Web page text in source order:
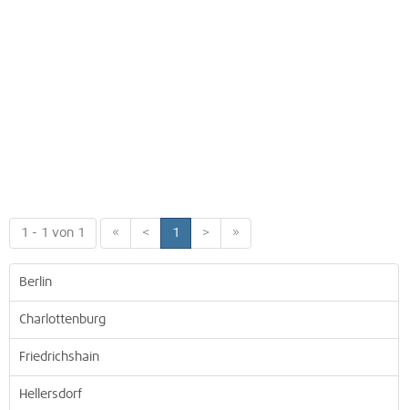
1 - 1 von 1 « < 1 > »
Berlin
Charlottenburg
Friedrichshain
Hellersdorf